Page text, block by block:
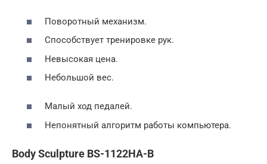
Поворотный механизм.
Способствует тренировке рук.
Невысокая цена.
Небольшой вес.
Малый ход педалей.
Непонятный алгоритм работы компьютера.
Body Sculpture BS-1122HA-B